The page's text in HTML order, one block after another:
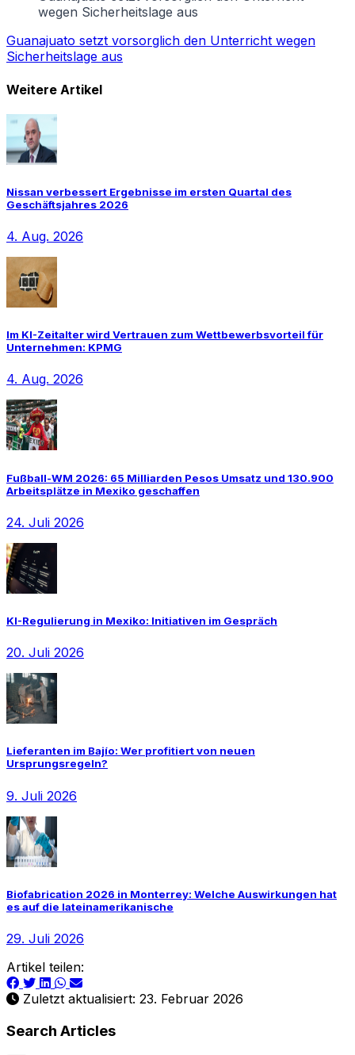
wegen Sicherheitslage aus
Guanajuato setzt vorsorglich den Unterricht wegen
Sicherheitslage aus
Weitere Artikel
Nissan verbessert Ergebnisse im ersten Quartal des
Geschäftsjahres 2026
4. Aug. 2026
Im KI-Zeitalter wird Vertrauen zum Wettbewerbsvorteil für
Unternehmen: KPMG
4. Aug. 2026
Fußball-WM 2026: 65 Milliarden Pesos Umsatz und 130.900
Arbeitsplätze in Mexiko geschaffen
24. Juli 2026
KI-Regulierung in Mexiko: Initiativen im Gespräch
20. Juli 2026
Lieferanten im Bajío: Wer profitiert von neuen
Ursprungsregeln?
9. Juli 2026
Biofabrication 2026 in Monterrey: Welche Auswirkungen hat
es auf die lateinamerikanische
29. Juli 2026
Artikel teilen:
Zuletzt aktualisiert: 23. Februar 2026
Search Articles